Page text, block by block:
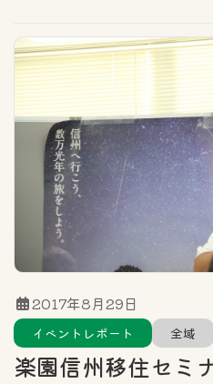
イベントレポート 全域
楽園信州移住セミ
2017年8月29日